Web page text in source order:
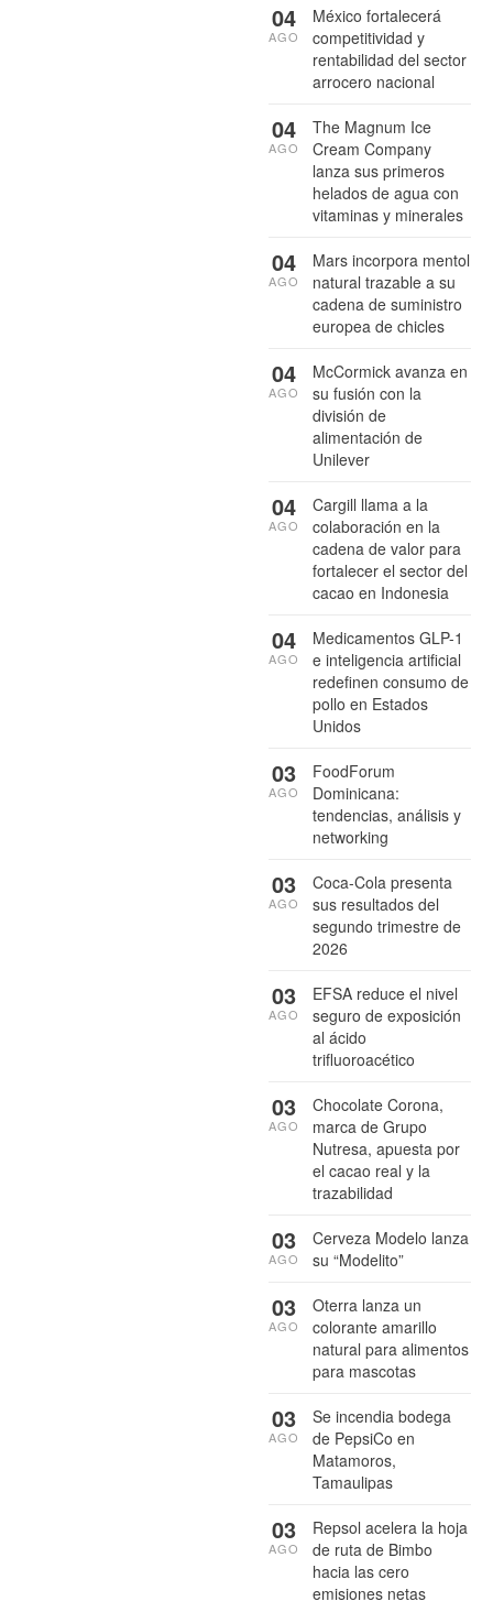
México fortalecerá
competitividad y
rentabilidad del sector
arrocero nacional
04
AGO
The Magnum Ice
Cream Company
lanza sus primeros
helados de agua con
vitaminas y minerales
04
AGO
Mars incorpora mentol
natural trazable a su
cadena de suministro
europea de chicles
04
AGO
McCormick avanza en
su fusión con la
división de
alimentación de
Unilever
04
AGO
Cargill llama a la
colaboración en la
cadena de valor para
fortalecer el sector del
cacao en Indonesia
04
AGO
Medicamentos GLP-1
e inteligencia artificial
redefinen consumo de
pollo en Estados
Unidos
04
AGO
FoodForum
Dominicana:
tendencias, análisis y
networking
03
AGO
Coca-Cola presenta
sus resultados del
segundo trimestre de
2026
03
AGO
EFSA reduce el nivel
seguro de exposición
al ácido
trifluoroacético
03
AGO
Chocolate Corona,
marca de Grupo
Nutresa, apuesta por
el cacao real y la
trazabilidad
03
AGO
Cerveza Modelo lanza
su “Modelito”
03
AGO
Oterra lanza un
colorante amarillo
natural para alimentos
para mascotas
03
AGO
Se incendia bodega
de PepsiCo en
Matamoros,
Tamaulipas
03
AGO
Repsol acelera la hoja
de ruta de Bimbo
hacia las cero
emisiones netas
03
AGO